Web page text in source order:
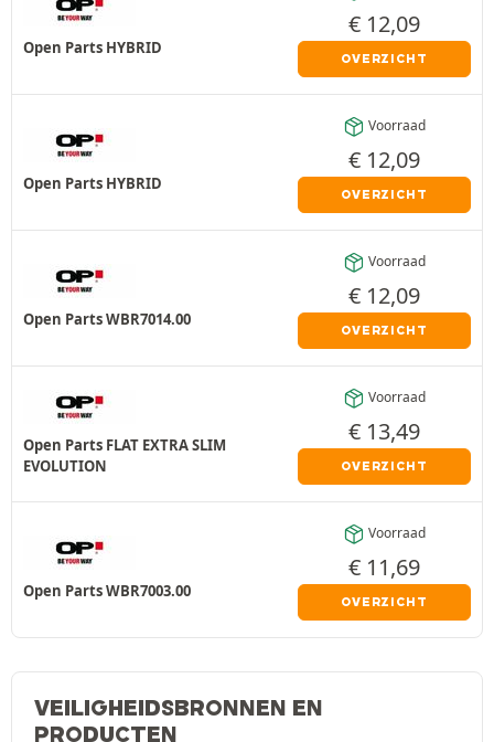
Open Parts HYBRID
€ 12,09
OVERZICHT
Open Parts HYBRID
Voorraad
€ 12,09
OVERZICHT
Open Parts WBR7014.00
Voorraad
€ 12,09
OVERZICHT
Open Parts FLAT EXTRA SLIM
EVOLUTION
Voorraad
€ 13,49
OVERZICHT
Open Parts WBR7003.00
Voorraad
€ 11,69
OVERZICHT
VEILIGHEIDSBRONNEN EN
PRODUCTEN